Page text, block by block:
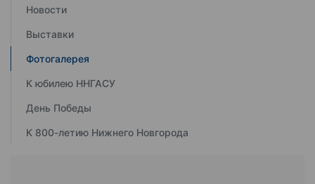
Новости
Выставки
Фотогалерея
К юбилею ННГАСУ
День Победы
К 800-летию Нижнего Новгорода